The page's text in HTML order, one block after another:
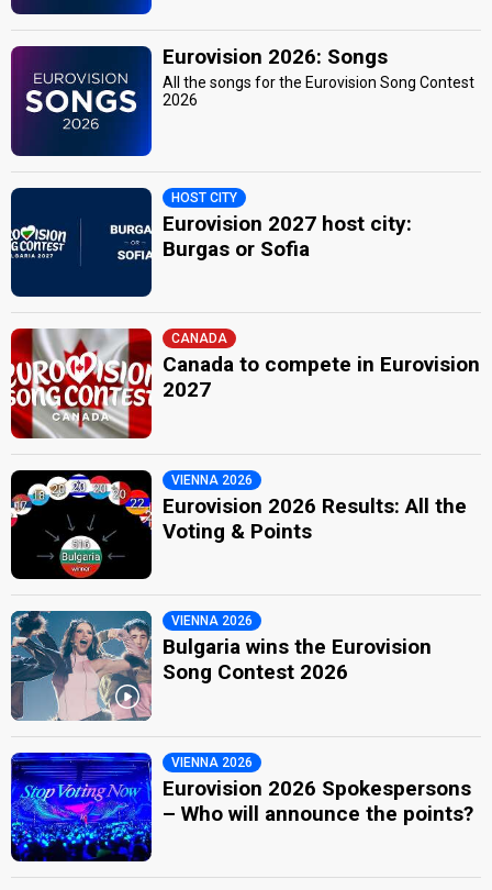
Eurovision 2026: Songs
All the songs for the Eurovision Song Contest
2026
HOST CITY
Eurovision 2027 host city:
Burgas or Sofia
CANADA
Canada to compete in Eurovision
2027
VIENNA 2026
Eurovision 2026 Results: All the
Voting & Points
VIENNA 2026
Bulgaria wins the Eurovision
Song Contest 2026
VIENNA 2026
Eurovision 2026 Spokespersons
– Who will announce the points?